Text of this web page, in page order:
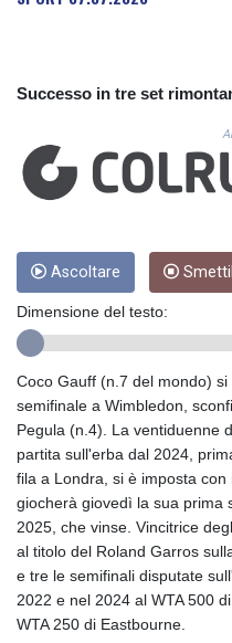
Successo in tre set
Ascoltare
Dimensione del testo:
Coco Gauff (n.7 del mondo)
semifinale a Wimbledon,
Pegula (n.4). La ventiduenne
partita sull'erba dal 2024,
fila a Londra, si è imposta
giocherà giovedì la sua prima
2025, che vinse. Vincitrice
al titolo del Roland Garros
e tre le semifinali disputate
2022 e nel 2024 al WTA 500
WTA 250 di Eastbourne.